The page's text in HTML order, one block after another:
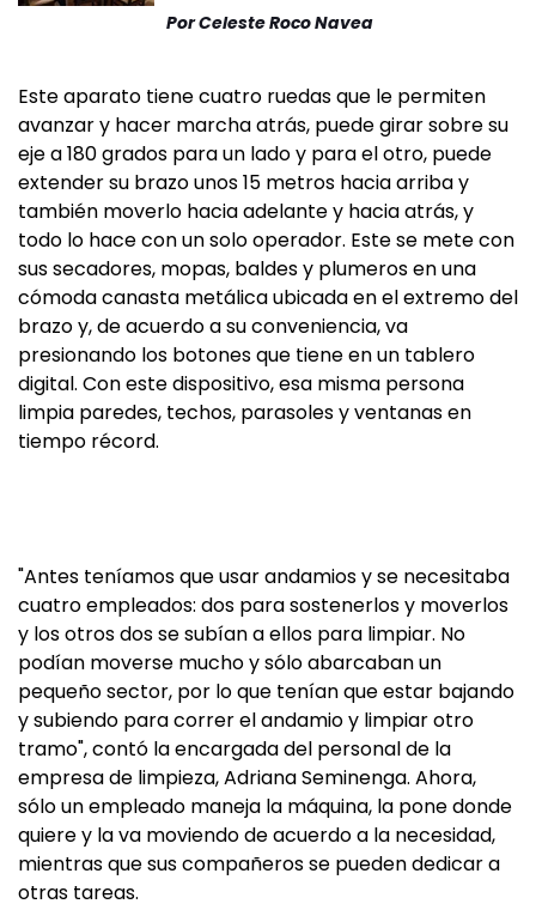
PorCeleste Roco Navea
Este aparato tiene cuatro ruedas que le permiten
avanzar y hacer marcha atrás, puede girar sobre su
eje a 180 grados para un lado y para el otro, puede
extender su brazo unos 15 metros hacia arriba y
también moverlo hacia adelante y hacia atrás, y
todo lo hace con un solo operador. Este se mete con
sus secadores, mopas, baldes y plumeros en una
cómoda canasta metálica ubicada en el extremo del
brazo y, de acuerdo a su conveniencia, va
presionando los botones que tiene en un tablero
digital. Con este dispositivo, esa misma persona
limpia paredes, techos, parasoles y ventanas en
tiempo récord.
"Antes teníamos que usar andamios y se necesitaba
cuatro empleados: dos para sostenerlos y moverlos
y los otros dos se subían a ellos para limpiar. No
podían moverse mucho y sólo abarcaban un
pequeño sector, por lo que tenían que estar bajando
y subiendo para correr el andamio y limpiar otro
tramo", contó la encargada del personal de la
empresa de limpieza, Adriana Seminenga. Ahora,
sólo un empleado maneja la máquina, la pone donde
quiere y la va moviendo de acuerdo a la necesidad,
mientras que sus compañeros se pueden dedicar a
otras tareas.